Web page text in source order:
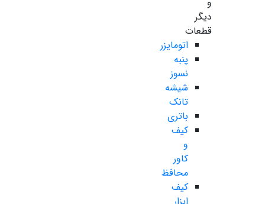
دیگر
قطعات
اتومایزر
پنبه
نسوز
شیشه
تانک
باتری
کیف
و
کاور
محافظ
کیف